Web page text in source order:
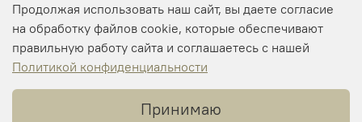
Оптовикам
Профиль
Продолжая использовать наш сайт, вы даете согласие
на обработку файлов cookie, которые обеспечивают
правильную работу сайта и соглашаетесь с нашей
Политикой конфиденциальности
Принимаю